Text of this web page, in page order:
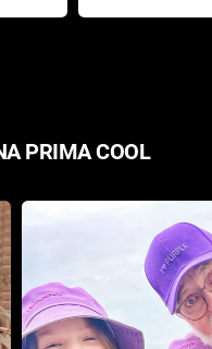
přichází s
PRIMA COOL